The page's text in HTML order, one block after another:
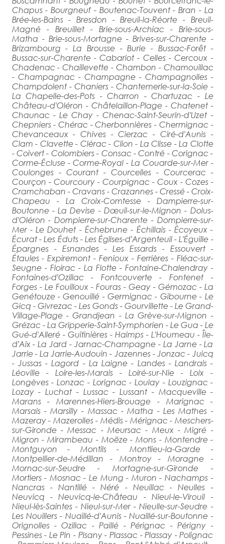
Chapus - Bourgneuf - Boutenac-Touvent - Bran - La
Brée-les-Bains - Bresdon - Breuil-la-Réorte - Breuil-
Magné - Breuillet - Brie-sous-Archiac - Brie-sous-
Matha - Brie-sous-Mortagne - Brives-sur-Charente -
Brizambourg - La Brousse - Burie - Bussac-Forêt -
Bussac-sur-Charente - Cabariot - Celles - Cercoux -
Chadenac - Chaillevette - Chambon - Chamouillac
- Champagnac - Champagne - Champagnolles -
Champdolent - Chaniers - Chantemerle-sur-la-Soie -
La Chapelle-des-Pots - Charron - Chartuzac - Le
Château-d'Oléron - Châtelaillon-Plage - Chatenet -
Chaunac - Le Chay - Chenac-Saint-Seurin-d'Uzet -
Chepniers - Chérac - Cherbonnières - Chermignac -
Chevanceaux - Chives - Cierzac - Ciré-d'Aunis -
Clam - Clavette - Clérac - Clion - La Clisse - La Clotte
- Coivert - Colombiers - Consac - Contré - Corignac -
Corme-Écluse - Corme-Royal - La Couarde-sur-Mer -
Coulonges - Courant - Courcelles - Courcerac -
Courçon - Courcoury - Courpignac - Coux - Cozes -
Cramchaban - Cravans - Crazannes - Cressé - Croix-
Chapeau - La Croix-Comtesse - Dampierre-sur-
Boutonne - La Devise - Dœuil-sur-le-Mignon - Dolus-
d'Oléron - Dompierre-sur-Charente - Dompierre-sur-
Mer - Le Douhet - Échebrune - Échillais - Écoyeux -
Écurat - Les Éduts - Les Églises-d'Argenteuil - L'Éguille -
Épargnes - Esnandes - Les Essards - Essouvert -
Étaules - Expiremont - Fenioux - Ferrières - Fléac-sur-
Seugne - Floirac - La Flotte - Fontaine-Chalendray -
Fontaines-d'Ozillac - Fontcouverte - Fontenet -
Forges - Le Fouilloux - Fouras - Geay - Gémozac - La
Genétouze - Genouillé - Germignac - Gibourne - Le
Gicq - Givrezac - Les Gonds - Gourvillette - Le Grand-
Village-Plage - Grandjean - La Grève-sur-Mignon -
Grézac - La Gripperie-Saint-Symphorien - Le Gua - Le
Gué-d'Alleré - Guitinières - Haimps - L'Houmeau - Île-
d'Aix - La Jard - Jarnac-Champagne - La Jarne - La
Jarrie - La Jarrie-Audouin - Jazennes - Jonzac - Juicq
- Jussas - Lagord - La Laigne - Landes - Landrais -
Léoville - Loire-les-Marais - Loiré-sur-Nie - Loix -
Longèves - Lonzac - Lorignac - Loulay - Louzignac -
Lozay - Luchat - Lussac - Lussant - Macqueville -
Marans - Marennes-Hiers-Brouage - Marignac -
Marsais - Marsilly - Massac - Matha - Les Mathes -
Mazeray - Mazerolles - Médis - Mérignac - Meschers-
sur-Gironde - Messac - Meursac - Meux - Migré -
Migron - Mirambeau - Moëze - Mons - Montendre -
Montguyon - Montils - Montlieu-la-Garde -
Montpellier-de-Médillan - Montroy - Moragne -
Mornac-sur-Seudre - Mortagne-sur-Gironde -
Mortiers - Mosnac - Le Mung - Muron - Nachamps -
Nancras - Nantillé - Néré - Neuillac - Neulles -
Neuvicq - Neuvicq-le-Château - Nieul-le-Virouil -
Nieul-lès-Saintes - Nieul-sur-Mer - Nieulle-sur-Seudre -
Les Nouillers - Nuaillé-d'Aunis - Nuaillé-sur-Boutonne -
Orignolles - Ozillac - Paillé - Pérignac - Périgny -
Pessines - Le Pin - Pisany - Plassac - Plassay - Polignac